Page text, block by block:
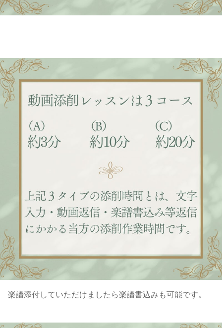
楽譜添付していただけましたら楽譜書込みも可能です。